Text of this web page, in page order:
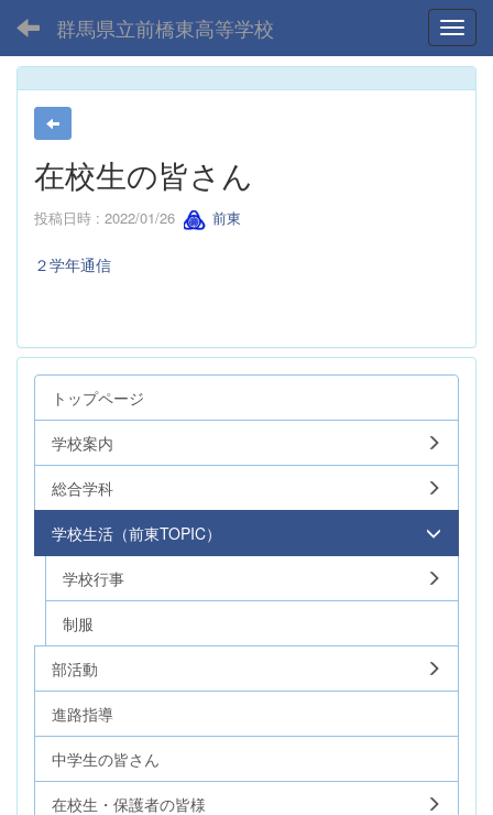
群馬県立前橋東高等学校
在校生の皆さん
投稿日時 : 2022/01/26 前東
２学年通信
トップページ
学校案内
総合学科
学校生活（前東TOPIC）
学校行事
制服
部活動
進路指導
中学生の皆さん
在校生・保護者の皆様